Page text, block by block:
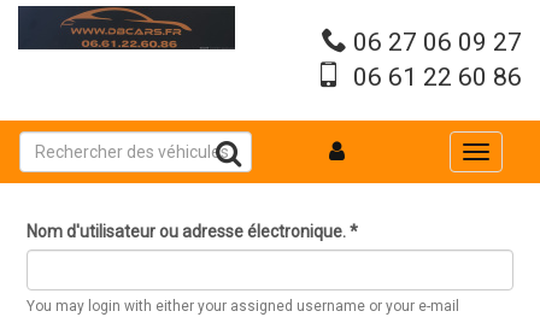
Aller
06 27 06 09 27
06 61 22 60 86
Toggle
Nom d'utilisateur ou adresse électronique.*
You may login with either your assigned username or your e-mail